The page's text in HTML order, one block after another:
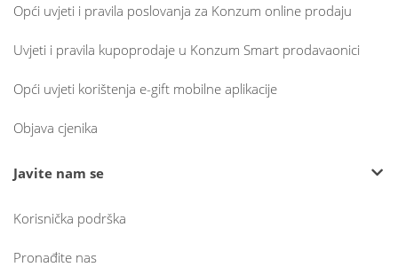
Opći uvjeti i pravila poslovanja za Konzum online prodaju
Uvjeti i pravila kupoprodaje u Konzum Smart prodavaonici
Opći uvjeti korištenja e-gift mobilne aplikacije
Objava cjenika
Javite nam se
Korisnička podrška
Pronađite nas